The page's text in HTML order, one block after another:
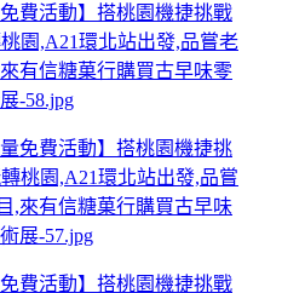
費活動】搭桃園機捷挑戰
園,A21環北站出發,品嘗老
有信糖菓行購買古早味零
-58.jpg
費活動】搭桃園機捷挑戰